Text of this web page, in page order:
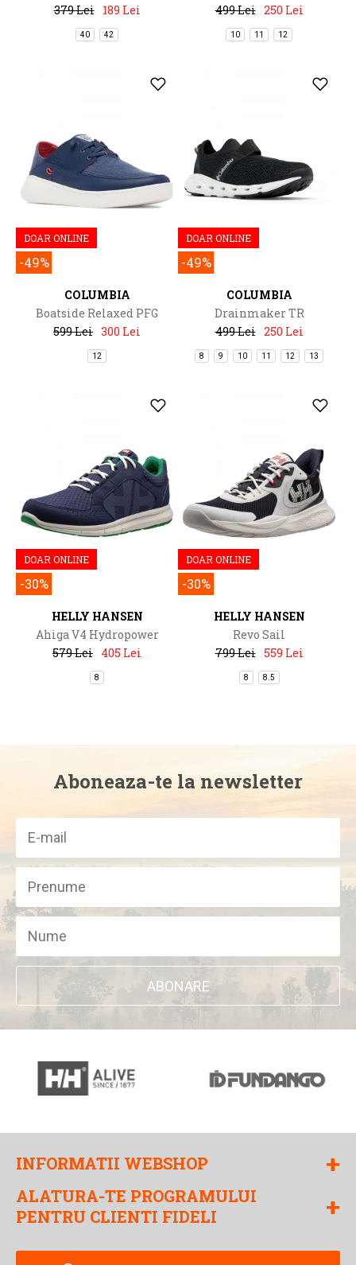
379 Lei
189 Lei
40 42
499 Lei 250 Lei
10 11 12
DOAR ONLINE
-49%
COLUMBIA
Boatside Relaxed PFG
599 Lei 300 Lei
12
DOAR ONLINE
-49%
COLUMBIA
Drainmaker TR
499 Lei 250 Lei
8 9 10 11 12 13
DOAR ONLINE
-30%
HELLY HANSEN
Ahiga V4 Hydropower
579 Lei 405 Lei
8
DOAR ONLINE
-30%
HELLY HANSEN
Revo Sail
799 Lei 559 Lei
8 8.5
Aboneaza-te la newsletter
ABONARE
INFORMATII WEBSHOP +
ALATURA-TE PROGRAMULUI
PENTRU CLIENTI FIDELI
+